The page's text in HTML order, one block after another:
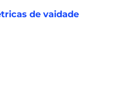
de vaidade